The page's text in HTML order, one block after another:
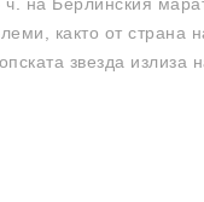
както от страна
звезда излиза